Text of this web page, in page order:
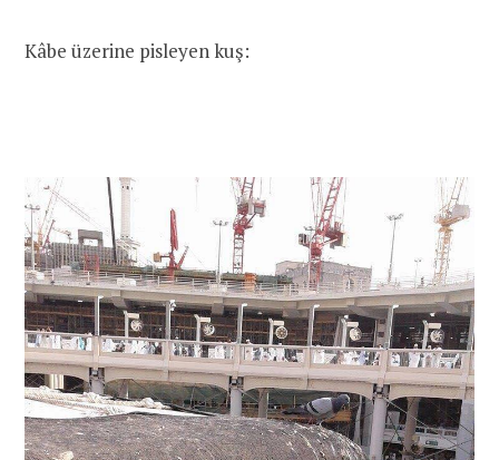
Kâbe üzerine pisleyen kuş: